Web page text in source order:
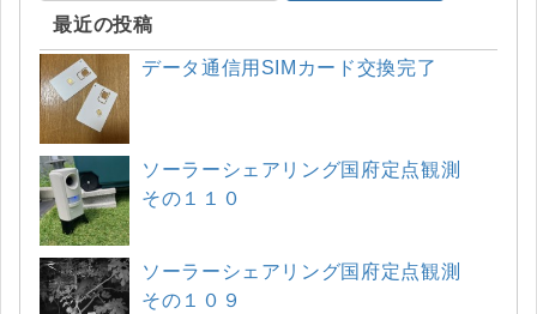
最近の投稿
データ通信用SIMカード交換完了
ソーラーシェアリング国府定点観測
その１１０
ソーラーシェアリング国府定点観測
その１０９